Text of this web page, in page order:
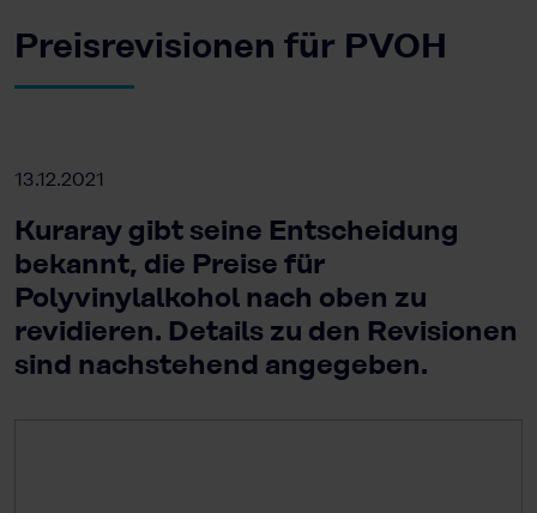
Preisrevisionen für PVOH
13.12.2021
Kuraray gibt seine Entscheidung
bekannt, die Preise für
Polyvinylalkohol nach oben zu
revidieren. Details zu den Revisionen
sind nachstehend angegeben.